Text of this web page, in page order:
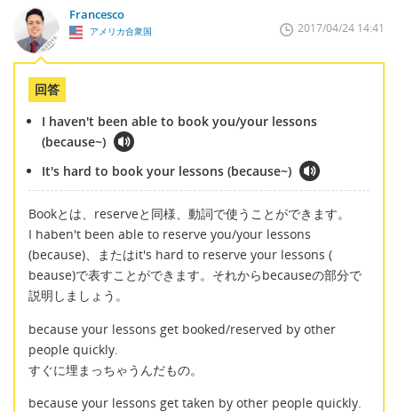
Francesco
アメリカ合衆国 2017/04/24 14:41
回答
I haven't been able to book you/your lessons
(because~)
It's hard to book your lessons (because~)
Bookとは、reserveと同様、動詞で使うことができます。
I haben't been able to reserve you/your lessons
(because)、またはit's hard to reserve your lessons (
beause)で表すことができます。それからbecauseの部分で
説明しましょう。
because your lessons get booked/reserved by other
people quickly.
すぐに埋まっちゃうんだもの。
because your lessons get taken by other people quickly.